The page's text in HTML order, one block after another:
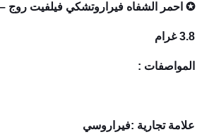
✪ احمر الشفاه فيراروتشكي فيلفيت روج –
3.8 غرام
المواصفات :
علامة تجارية :فيراروسي